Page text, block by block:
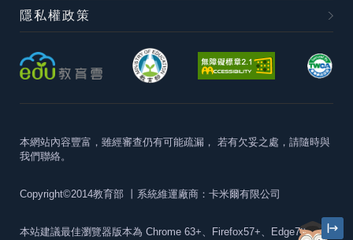
隱私權政策
本網站內容豐富，雖經審查仍有可能疏漏， 若有欠妥之處，請隨時與
我們聯絡。
Copyright©2014教育部 丨系統維運廠商：卡米爾有限公司
本站建議最佳瀏覽器版本為 Chrome 63+、Firefox57+、Edge79+及